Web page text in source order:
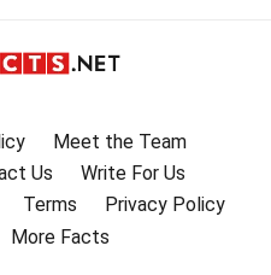
Meet the Team
Us
Write For Us
Terms
Privacy Policy
More Facts